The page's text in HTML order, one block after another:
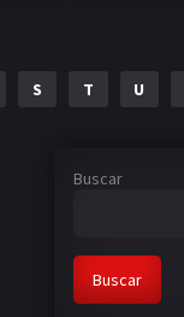
S T U
Buscar
Buscar